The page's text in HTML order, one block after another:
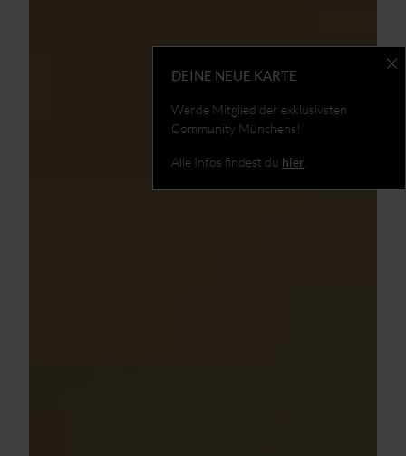
DEINE NEUE KARTE
Werde Mitglied der exklusivsten
Community Münchens!
Alle Infos findest du hier.